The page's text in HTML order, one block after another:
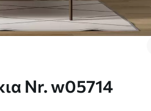
Nr. w05714